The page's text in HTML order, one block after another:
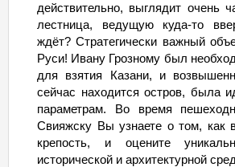
действительно, выглядит очень
лестница, ведущую куда-то
ждёт? Стратегически важный
Руси! Ивану Грозному был
для взятия Казани, и
сейчас находится остров, была
параметрам. Во время
Свияжску Вы узнаете о том, как
крепость, и оцените
исторической и архитектурной